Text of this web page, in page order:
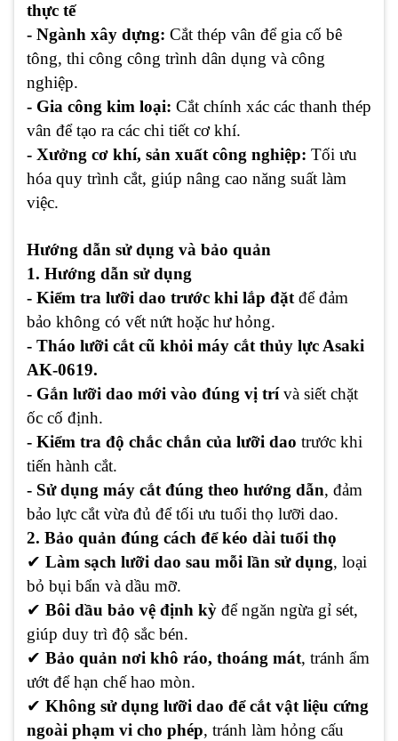
thực tế
- Ngành xây dựng: Cắt thép vân để gia cố bê
tông, thi công công trình dân dụng và công
nghiệp.
- Gia công kim loại: Cắt chính xác các thanh thép
vân để tạo ra các chi tiết cơ khí.
- Xưởng cơ khí, sản xuất công nghiệp: Tối ưu
hóa quy trình cắt, giúp nâng cao năng suất làm
việc.
Hướng dẫn sử dụng và bảo quản
1. Hướng dẫn sử dụng
- Kiểm tra lưỡi dao trước khi lắp đặtđể đảm
bảo không có vết nứt hoặc hư hỏng.
- Tháo lưỡi cắt cũ khỏi máy cắt thủy lực Asaki
AK-0619.
- Gắn lưỡi dao mới vào đúng vị trívà siết chặt
ốc cố định.
- Kiểm tra độ chắc chắn của lưỡi dao trước khi
tiến hành cắt.
- Sử dụng máy cắt đúng theo hướng dẫn, đảm
bảo lực cắt vừa đủ để tối ưu tuổi thọ lưỡi dao.
2. Bảo quản đúng cách để kéo dài tuổi thọ
✔ Làm sạch lưỡi dao sau mỗi lần sử dụng, loại
bỏ bụi bẩn và dầu mỡ.
✔ Bôi dầu bảo vệ định kỳ để ngăn ngừa gỉ sét,
giúp duy trì độ sắc bén.
✔ Bảo quản nơi khô ráo, thoáng mát, tránh ẩm
ướt để hạn chế hao mòn.
✔ Không sử dụng lưỡi dao để cắt vật liệu cứng
ngoài phạm vi cho phép, tránh làm hỏng cấu